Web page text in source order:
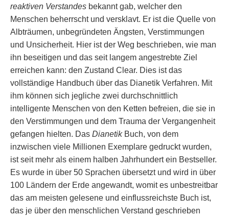
reaktiven Verstandes bekannt gab, welcher den
Menschen beherrscht und versklavt. Er ist die Quelle von
Albträumen, unbegründeten Ängsten, Verstimmungen
und Unsicherheit. Hier ist der Weg beschrieben, wie man
ihn beseitigen und das seit langem angestrebte Ziel
erreichen kann: den Zustand Clear. Dies ist das
vollständige Handbuch über das Dianetik Verfahren. Mit
ihm können sich jegliche zwei durchschnittlich
intelligente Menschen von den Ketten befreien, die sie in
den Verstimmungen und dem Trauma der Vergangenheit
gefangen hielten. Das DianetikBuch, von dem
inzwischen viele Millionen Exemplare gedruckt wurden,
ist seit mehr als einem halben Jahrhundert ein Bestseller.
Es wurde in über 50 Sprachen übersetzt und wird in über
100 Ländern der Erde angewandt, womit es unbestreitbar
das am meisten gelesene und einflussreichste Buch ist,
das je über den menschlichen Verstand geschrieben